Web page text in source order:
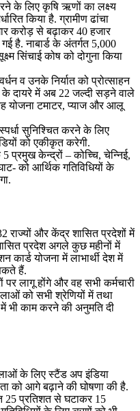
के लिए कृषि ऋणों का लक्ष्‍य
किया है. ग्रामीण ढांचा
करोड़ से बढ़ाकर 40 हजार
है. नाबार्ड के अंतर्गत 5,000
सिंचाई कोष को दोगुना किया
व उनके निर्यात को प्रोत्साहन
दायरे में अब 22 जल्दी सड़ने वाले
योजना टमाटर, प्याज और आलू
सुनिश्चित करने के लिए
को एकीकृत करेगी.
केन्द्रों – कोच्चि, चेन्निई,
को आर्थिक गतिविधियों के
राज्‍यों और केंद्र शासित प्रदेशों में
प्रदेश अगले कुछ महीनों में
कार्ड योजना में लाभार्थी देश में
हैं.
लागू होंगे और वह सभी कर्मचारी
को सभी श्रेणियों में तथा
भी काम करने की अनुमति दी
के लिए स्‍टैंड अप इंडिया
को आगे बढ़ाने की घोषणा की है.
25 प्रतिशत से घटाकर 15